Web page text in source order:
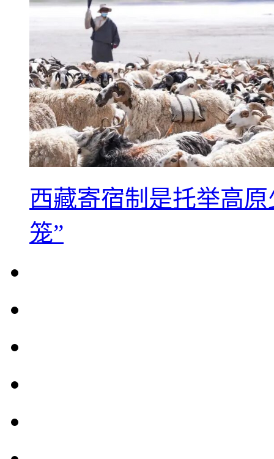
西藏寄宿制是托举高
笼”